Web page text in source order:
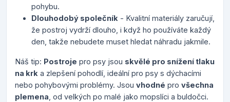
pohybu.
Dlouhodobý společník - Kvalitní materiály zaručují,
že postroj vydrží dlouho, i když ho používáte každý
den, takže nebudete muset hledat náhradu jakmile.
Náš tip: Postroje pro psy jsou skvělé pro snížení tlaku
na krk a zlepšení pohodlí, ideální pro psy s dýchacími
nebo pohybovými problémy. Jsou vhodné pro všechna
plemena , od velkých po malé jako mopslíci a buldočci.